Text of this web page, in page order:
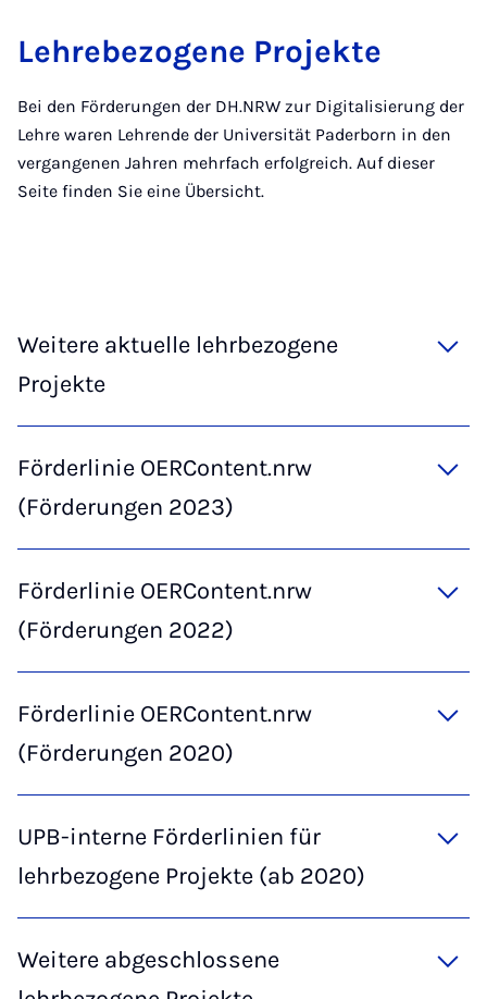
Lehrebezogene Projekte
Bei den Förderungen der DH.NRW zur Digitalisierung der
Lehre waren Lehrende der Universität Paderborn in den
vergangenen Jahren mehrfach erfolgreich. Auf dieser
Seite finden Sie eine Übersicht.
Weitere aktuelle lehrbezogene
Projekte
Förderlinie OERContent.nrw
(Förderungen 2023)
Förderlinie OERContent.nrw
(Förderungen 2022)
Förderlinie OERContent.nrw
(Förderungen 2020)
UPB-interne Förderlinien für
lehrbezogene Projekte (ab 2020)
Weitere abgeschlossene